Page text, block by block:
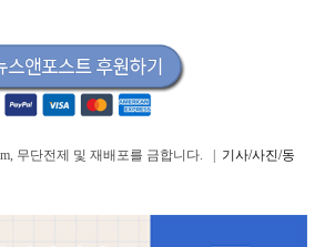
무단전제 및 재배포를 금합니다. | 기사/사진/동